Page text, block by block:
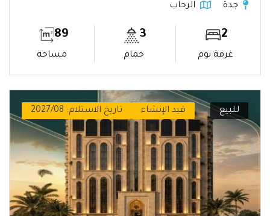
جدة الرحاب
2
غرفة نوم
3
حمام
89
مساحة
للبيع قيد الإنشاء تاريخ الاستلام: 2027/08